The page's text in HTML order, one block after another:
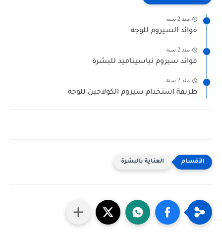
منذ 2 سنة
فوائد السيروم للوجه
منذ 2 سنة
فوائد سيروم نياسيناميد للبشرة
منذ 2 سنة
طريقة استخدام سيروم الكولاجين للوجه
العناية بالبشرة